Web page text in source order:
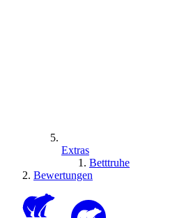
Extras
Betttruhe
Bewertungen